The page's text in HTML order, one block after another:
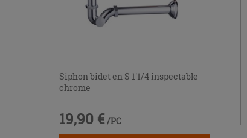
Siphon bidet en S 1'1/4 inspectable
chrome
19,90 € /PC